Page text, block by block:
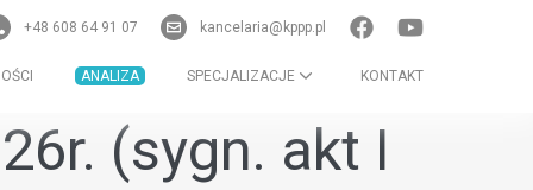
+48 608 64 91 07 kancelaria@kppp.pl
ANALIZA SPECJALIZACJE KONTAKT
(sygn. akt I